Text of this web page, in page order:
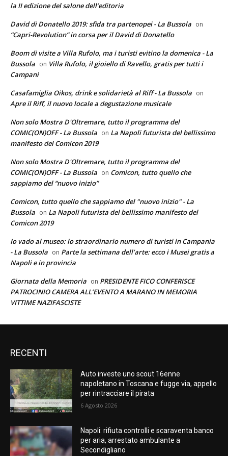
la II edizione del salone dell’editoria
David di Donatello 2019: sfida tra partenopei - La Bussola on
“Capri-Revolution” in corsa per il David di Donatello
Boom di visite a Villa Rufolo, ma i turisti evitino la domenica - La
Bussola on Villa Rufolo, il gioiello di Ravello, gratis per tutti i
Campani
Casafamiglia Oikos, drink e solidarietà al Riff - La Bussola on
Apre il Riff, il nuovo locale a degustazione musicale
Non solo Mostra D'Oltremare, tutto il programma del
COMIC(ON)OFF - La Bussola on La Napoli futurista del bellissimo
manifesto del Comicon 2019
Non solo Mostra D'Oltremare, tutto il programma del
COMIC(ON)OFF - La Bussola on Comicon, tutto quello che
sappiamo del “nuovo inizio”
Comicon, tutto quello che sappiamo del "nuovo inizio" - La
Bussola on La Napoli futurista del bellissimo manifesto del
Comicon 2019
Io vado al museo: lo straordinario numero di turisti in Campania
- La Bussola on Parte la settimana dell’arte: ecco i Musei gratis a
Napoli e in provincia
Giornata della Memoria on PRESIDENTE FICO CONFERISCE
PATROCINIO CAMERA ALL’EVENTO A MARANO IN MEMORIA
VITTIME NAZIFASCISTE
RECENTI
Auto investe uno scout 16enne
napoletano in Toscana e fugge via, appello
per rintracciare il pirata
6 Agosto 2026
Napoli: rifiuta controlli e scaraventa banco
per aria, arrestato ambulante a
Secondigliano